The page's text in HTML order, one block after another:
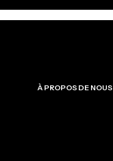
À PROPOS DE NOUS